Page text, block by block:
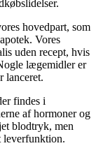
hovedpart, som
Vores
uden recept, hvis
lægemidler er
lanceret.
findes i
af hormoner og
blodtryk, men
leverfunktion.